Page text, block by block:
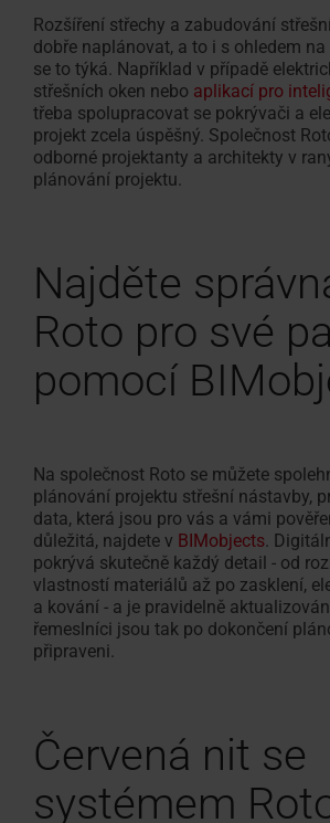
náš
Vybrat
střešní
okno
Fasádní
okno
pro
napojení
Příslušenství a
Vyhledávač
montážních
firem
Školení
Roto
Sháníte
řemeslníka?
Použijte
náš
vyhledávač
doporučených
Ke stažení
Technické údaje,
a další informace
V
Rozšíření střechy a zabudování
dobře naplánovat, a to i s ohledem na
se to týká. Například v případě
střešních oken nebo aplikací pro
třeba spolupracovat se pokrývači a
projekt zcela úspěšný. Společnost
odborné projektanty a architekty v
plánování projektu.
Najděte
Roto pro své
pomocí
Na společnost Roto se můžete
plánování projektu střešní nástavby,
data, která jsou pro vás a vámi
důležitá, najdete v BIMobjects.
pokrývá skutečně každý detail - od
vlastností materiálů až po zasklení,
a kování - a je pravidelně
řemeslníci jsou tak po dokončení
připraveni.
Červená nit se
systémem